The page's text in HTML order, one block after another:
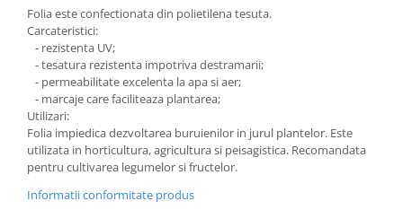
Grape
Cositori
Tocatoare agricole
Cultivatoare
Articole electrice
Prelungitoare
Sigurante electrice
Surse de iluminat
Plafoniere
Folia este confectionata din polietilena tesuta.
Carcateristici:
- rezistenta UV;
- tesatura rezistenta impotriva destramarii;
- permeabilitate excelenta la apa si aer;
- marcaje care faciliteaza plantarea;
Utilizari:
Folia impiedica dezvoltarea buruienilor in jurul plantelor. Este
utilizata in horticultura, agricultura si peisagistica. Recomandata
pentru cultivarea legumelor si fructelor.
Informatii conformitate produs